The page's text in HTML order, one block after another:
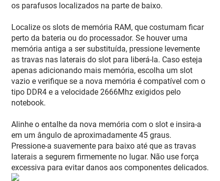
os parafusos localizados na parte de baixo.
Localize os slots de memória RAM, que costumam ficar
perto da bateria ou do processador. Se houver uma
memória antiga a ser substituída, pressione levemente
as travas nas laterais do slot para liberá-la. Caso esteja
apenas adicionando mais memória, escolha um slot
vazio e verifique se a nova memória é compatível com o
tipo DDR4 e a velocidade 2666Mhz exigidos pelo
notebook.
Alinhe o entalhe da nova memória com o slot e insira-a
em um ângulo de aproximadamente 45 graus.
Pressione-a suavemente para baixo até que as travas
laterais a segurem firmemente no lugar. Não use força
excessiva para evitar danos aos componentes delicados.